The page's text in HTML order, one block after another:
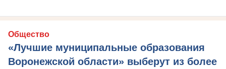
Общество
«Лучшие муниципальные образования
Воронежской области» выберут из более